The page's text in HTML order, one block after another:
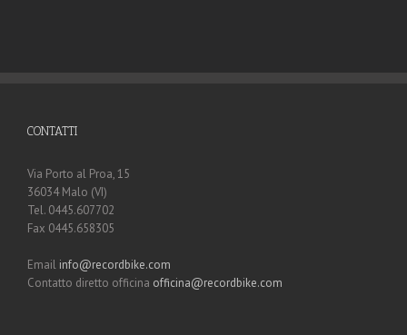
CONTATTI
Via Porto al Proa, 15
36034 Malo (VI)
Tel. 0445.607702
Fax 0445.658305
Email info@recordbike.com
Contatto diretto officina officina@recordbike.com